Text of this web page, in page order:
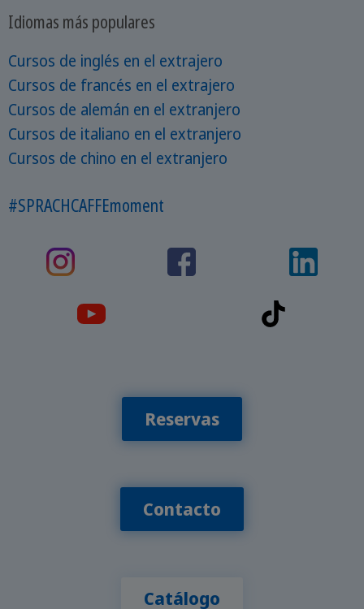
Idiomas más populares
Cursos de inglés en el extrajero
Cursos de francés en el extrajero
Cursos de alemán en el extranjero
Cursos de italiano en el extranjero
Cursos de chino en el extranjero
#SPRACHCAFFEmoment
Reservas
Contacto
Catálogo